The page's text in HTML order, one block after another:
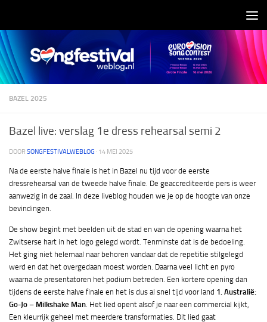
BAZEL 2025
Bazel live: verslag 1e dress rehearsal semi 2
DOOR SONGFESTIVALWEBLOG · 14 MEI 2025
Na de eerste halve finale is het in Bazel nu tijd voor de eerste
dressrehearsal van de tweede halve finale. De geaccrediteerde pers is weer
aanwezig in de zaal. In deze liveblog houden we je op de hoogte van onze
bevindingen.
De show begint met beelden uit de stad en van de opening waarna het
Zwitserse hart in het logo gelegd wordt. Tenminste dat is de bedoeling.
Het ging niet helemaal naar behoren vandaar dat de repetitie stilgelegd
werd en dat het overgedaan moest worden. Daarna veel licht en pyro
waarna de presentatoren het podium betreden. Een kortere opening dan
tijdens de eerste halve finale en het is dus al snel tijd voor land 1. Australië:
Go-Jo – Milkshake Man . Het lied opent alsof je naar een commercial kijkt,
Een kleurrijk geheel met meerdere transformaties. Dit lied gaat